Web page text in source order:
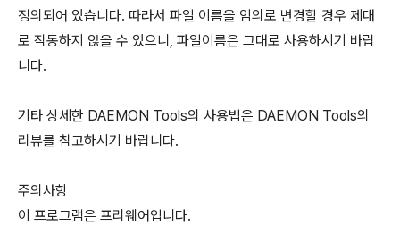
정의되어 있습니다. 따라서 파일 이름을 임의로 변경할 경우 제대
로 작동하지 않을 수 있으니, 파일이름은 그대로 사용하시기 바랍
니다.
기타 상세한 DAEMON Tools의 사용법은 DAEMON Tools의
리뷰를 참고하시기 바랍니다.
주의사항
이 프로그램은 프리웨어입니다.